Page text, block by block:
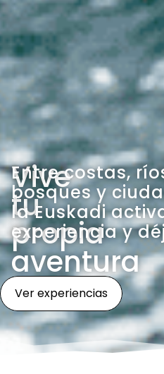
Vive
tu
propia
aventura
Entre costas,
bosques y
la Euskadi
experiencia y
Ver experiencias